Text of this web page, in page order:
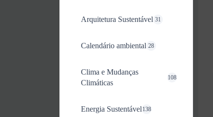
Arquitetura Sustentável 31
Calendário ambiental 28
Clima e Mudanças
Climáticas
108
Energia Sustentável 138